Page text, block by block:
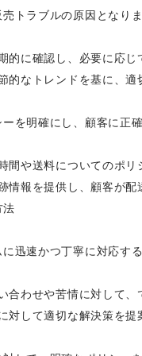
トラブルの原因となり
的に確認し、必要に応じ
的なトレンドを基に、
を明確にし、顧客に正
間や送料についてのポ
情報を提供し、顧客が
法
迅速かつ丁寧に対応す
合わせや苦情に対して
対して適切な解決策を